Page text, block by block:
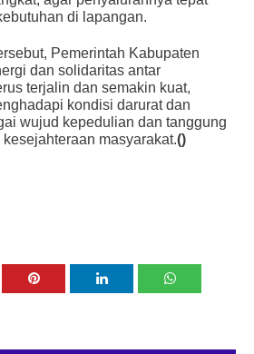
di lapangan.
Pemerintah Kabupaten
dan solidaritas antar
terjalin dan semakin kuat,
kondisi darurat dan
wujud kepedulian dan tanggung
masyarakat.()